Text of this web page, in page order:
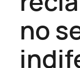
no